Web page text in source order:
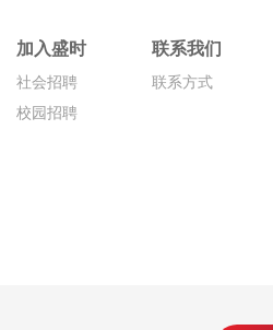
加入盛时
社会招聘
校园招聘
联系我们
联系方式